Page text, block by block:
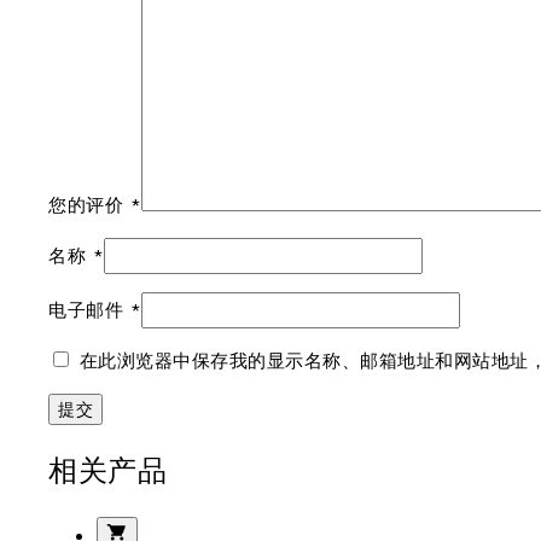
您的评价 *
名称 *
电子邮件 *
在此浏览器中保存我的显示名称、邮箱地址和网站地址
相关产品